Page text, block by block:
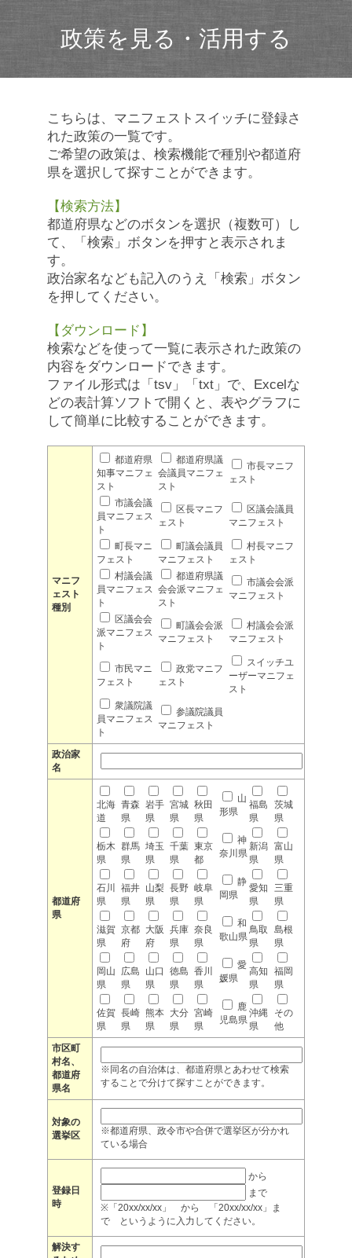
政策を見る・活用する
こちらは、マニフェストスイッチに登録さ
れた政策の一覧です。
ご希望の政策は、検索機能で種別や都道府
県を選択して探すことができます。
【検索方法】
都道府県などのボタンを選択（複数可）し
て、「検索」ボタンを押すと表示されま
す。
政治家名なども記入のうえ「検索」ボタン
を押してください。
【ダウンロード】
検索などを使って一覧に表示された政策の
内容をダウンロードできます。
ファイル形式は「tsv」「txt」で、Excelな
どの表計算ソフトで開くと、表やグラフに
して簡単に比較することができます。
マニフ
ェスト
種別
都道府県
知事マニフェ
スト
都道府県議
会議員マニフェ
スト
市長マニフ
ェスト
市議会議
員マニフェス
ト
区長マニフ
ェスト
区議会議員
マニフェスト
町長マニ
フェスト
町議会議員
マニフェスト
村長マニフ
ェスト
村議会議
員マニフェス
ト
都道府県議
会会派マニフェ
スト
市議会会派
マニフェスト
区議会会
派マニフェス
ト
町議会会派
マニフェスト
村議会会派
マニフェスト
市民マニ
フェスト
政党マニフ
ェスト
スイッチユ
ーザーマニフェ
スト
衆議院議
員マニフェス
ト
参議院議員
マニフェスト
政治家
名
都道府
県
北海
道
青森
県
岩手
県
宮城
県
秋田
県
山
形県
福島
県
茨城
県
栃木
県
群馬
県
埼玉
県
千葉
県
東京
都
神
奈川県
新潟
県
富山
県
石川
県
福井
県
山梨
県
長野
県
岐阜
県
静
岡県
愛知
県
三重
県
滋賀
県
京都
府
大阪
府
兵庫
県
奈良
県
和
歌山県
鳥取
県
島根
県
岡山
県
広島
県
山口
県
徳島
県
香川
県
愛
媛県
高知
県
福岡
県
佐賀
県
長崎
県
熊本
県
大分
県
宮崎
県
鹿
児島県
沖縄
県
その
他
市区町
村名、
都道府
県名
※同名の自治体は、都道府県とあわせて検索
することで分けて探すことができます。
対象の
選挙区
※都道府県、政令市や合併で選挙区が分かれ
ている場合
登録日
時
から
まで
※「20xx/xx/xx」 から 「20xx/xx/xx」ま
で というように入力してください。
解決す